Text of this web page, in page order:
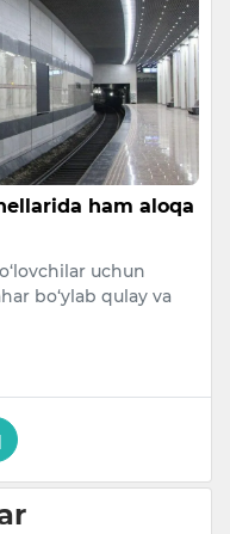
ham aloqa
uchun
bo‘ylab qulay va